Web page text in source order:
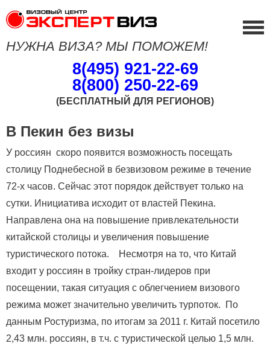
НУЖНА ВИЗА? МЫ ПОМОЖЕМ!
8(495) 921-22-69
8(800) 250-22-69
(БЕСПЛАТНЫЙ ДЛЯ РЕГИОНОВ)
В Пекин без визы
У россиян скоро появится возможность посещать
столицу Поднебесной в безвизовом режиме в течение
72-х часов. Сейчас этот порядок действует только на
сутки. Инициатива исходит от властей Пекина.
Направлена она на повышение привлекательности
китайской столицы и увеличения повышение
туристического потока. Несмотря на то, что Китай
входит у россиян в тройку стран-лидеров при
посещении, такая ситуация с облегчением визового
режима может значительно увеличить турпоток. По
данным Ростуризма, по итогам за 2011 г. Китай посетило
2,43 млн. россиян, в т.ч. с туристической целью 1,5 млн.